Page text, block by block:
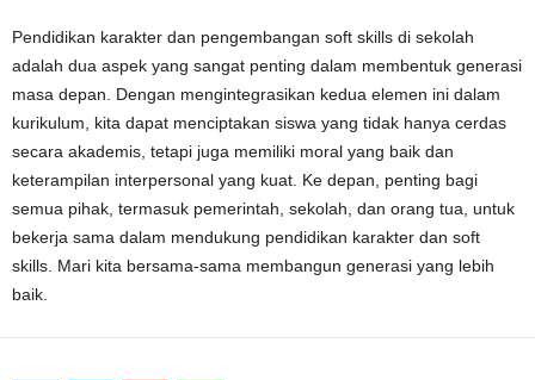
Pendidikan karakter dan pengembangan soft skills di sekolah
adalah dua aspek yang sangat penting dalam membentuk generasi
masa depan. Dengan mengintegrasikan kedua elemen ini dalam
kurikulum, kita dapat menciptakan siswa yang tidak hanya cerdas
secara akademis, tetapi juga memiliki moral yang baik dan
keterampilan interpersonal yang kuat. Ke depan, penting bagi
semua pihak, termasuk pemerintah, sekolah, dan orang tua, untuk
bekerja sama dalam mendukung pendidikan karakter dan soft
skills. Mari kita bersama-sama membangun generasi yang lebih
baik.